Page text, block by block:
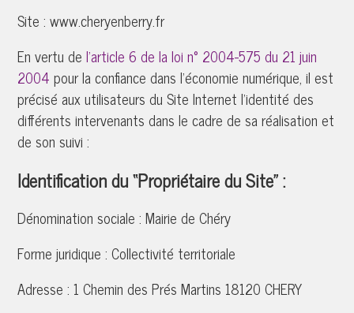
Site :www.cheryenberry.fr
En vertu del'article 6 de la loi n° 2004-575 du 21 juin
2004pour la confiance dans l'économie numérique, il est
précisé aux utilisateurs du Site Internet l'identité des
différents intervenants dans le cadre de sa réalisation et
de son suivi :
Identification du “Propriétaire du Site” :
Dénomination sociale :Mairie de Chéry
Forme juridique :Collectivité territoriale
Adresse :1 Chemin des Prés Martins 18120 CHERY